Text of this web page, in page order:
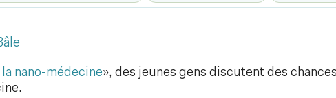
nano-médecine», des jeunes gens discutent des